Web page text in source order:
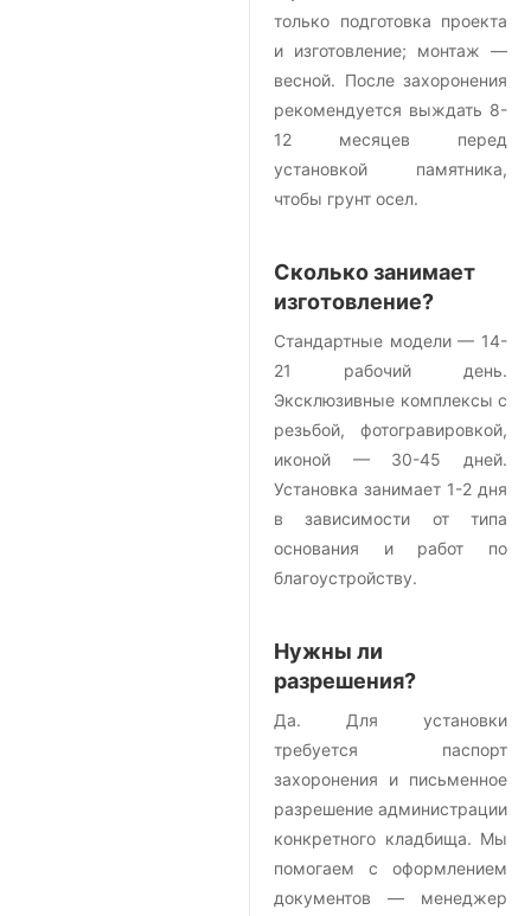
только подготовка проекта
и изготовление; монтаж —
весной. После захоронения
рекомендуется выждать 8-
12 месяцев перед
установкой памятника,
чтобы грунт осел.
Сколько занимает
изготовление?
Стандартные модели — 14-
21 рабочий день.
Эксклюзивные комплексы с
резьбой, фотогравировкой,
иконой — 30-45 дней.
Установка занимает 1-2 дня
в зависимости от типа
основания и работ по
благоустройству.
Нужны ли
разрешения?
Да. Для установки
требуется паспорт
захоронения и письменное
разрешение администрации
конкретного кладбища. Мы
помогаем с оформлением
документов — менеджер